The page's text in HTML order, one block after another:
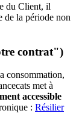
du Client, il
de la période non
contrat")
consommation,
met à
accessible
: Résilier